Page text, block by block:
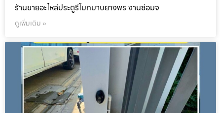
ร้านขายอะไหล่ประตูรีโมทมาบยางพร งานซ่อมจ
ดูเพิ่มเติม »